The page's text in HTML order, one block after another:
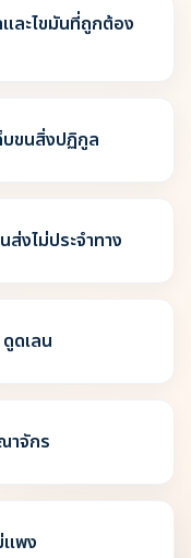
ละไขมันที่ถูกต้อง
บขนสิ่งปฏิกูล
งไม่ประจำทาง
ดเลน
าจักร
แพง